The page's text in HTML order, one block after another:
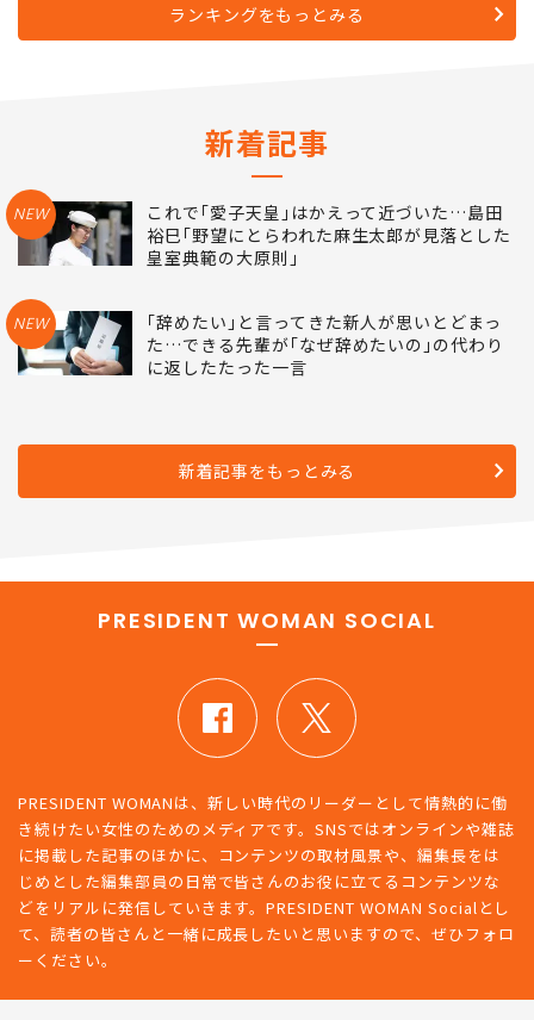
ランキングをもっとみる
新着記事
NEW
これで｢愛子天皇｣はかえって近づいた…島田
裕巳｢野望にとらわれた麻生太郎が見落とした
皇室典範の大原則｣
NEW
｢辞めたい｣と言ってきた新人が思いとどまっ
た…できる先輩が｢なぜ辞めたいの｣の代わり
に返したたった一言
新着記事をもっとみる
PRESIDENT WOMAN SOCIAL
PRESIDENT WOMANは、新しい時代のリーダーとして情熱的に働
き続けたい女性のためのメディアです。SNSではオンラインや雑誌
に掲載した記事のほかに、コンテンツの取材風景や、編集長をは
じめとした編集部員の日常で皆さんのお役に立てるコンテンツな
どをリアルに発信していきます。PRESIDENT WOMAN Socialとし
て、読者の皆さんと一緒に成長したいと思いますので、ぜひフォロ
ーください。